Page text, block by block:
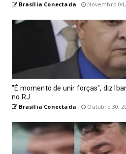
Brasília Conectada Novembro 04,
"É momento de unir forças", diz
no RJ
Brasília Conectada Outubro 30,